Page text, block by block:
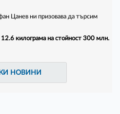
Цанев ни призовава да търсим
килограма на стойност 300 млн.
НОВИНИ